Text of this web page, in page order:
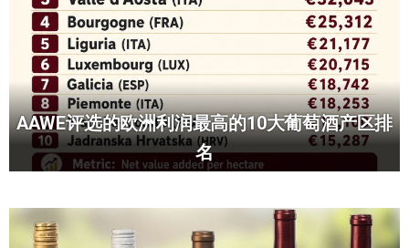
AAWE评选的欧洲利润最高的10大葡萄酒产区排
名